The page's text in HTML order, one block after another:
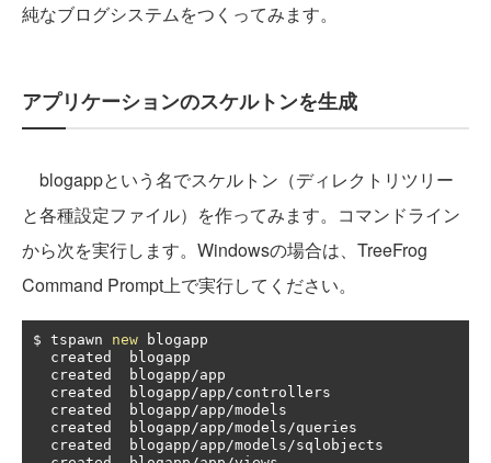
純なブログシステムをつくってみます。
アプリケーションのスケルトンを生成
blogappという名でスケルトン（ディレクトリツリー
と各種設定ファイル）を作ってみます。コマンドライン
から次を実行します。Windowsの場合は、TreeFrog
Command Prompt上で実行してください。
$ tspawn new blogapp
  created  blogapp
/app
  created  blogapp
/app/controllers
  created  blogapp
/app/models
  created  blogapp
/app/models/queries
  created  blogapp
/app/models/sqlobjects